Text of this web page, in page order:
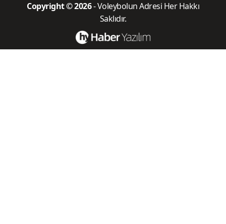
Copyright © 2026- Voleybolun Adresi Her Hakkı
Saklıdır.